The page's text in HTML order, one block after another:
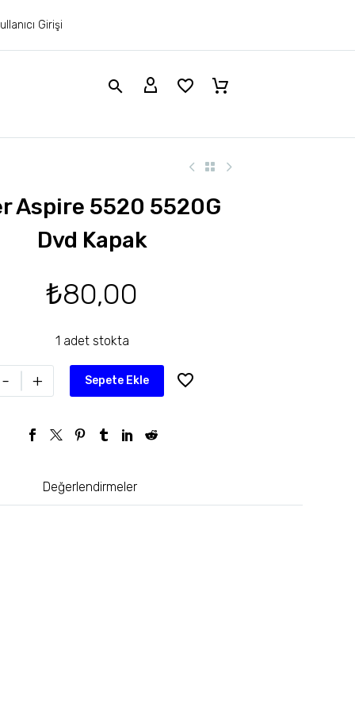
Girişi
Aspire 5520 5520G
Dvd Kapak
₺80,00
1 adet stokta
- + Sepete Ekle
Değerlendirmeler